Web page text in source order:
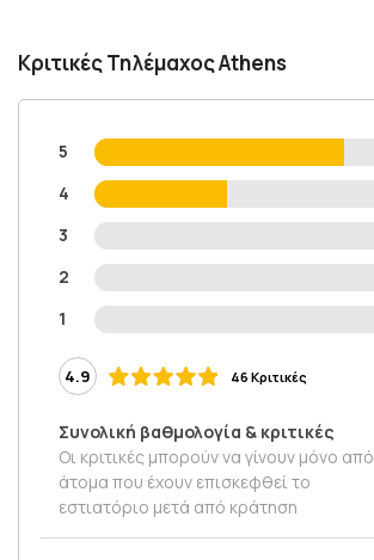
Κριτικές Τηλέμαχος Athens
5
4
3
2
1
4.9 46 Κριτικές
Συνολική βαθμολογία & κριτικές
Οι κριτικές μπορούν να γίνουν μόνο από
άτομα που έχουν επισκεφθεί το
εστιατόριο μετά από κράτηση